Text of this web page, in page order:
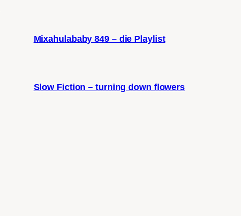
Mixahulababy 849 – die Playlist
Slow Fiction – turning down flowers